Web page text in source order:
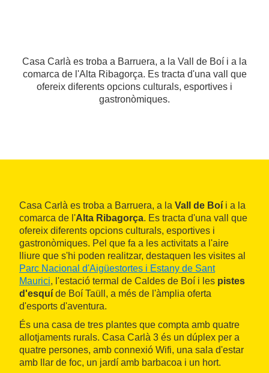
Casa Carlà es troba a Barruera, a la Vall de Boí i a la
comarca de l'Alta Ribagorça. Es tracta d'una vall que
ofereix diferents opcions culturals, esportives i
gastronòmiques.
Casa Carlà es troba a Barruera, a la Vall de Boí i a la
comarca de l'Alta Ribagorça. Es tracta d'una vall que
ofereix diferents opcions culturals, esportives i
gastronòmiques. Pel que fa a les activitats a l'aire
lliure que s'hi poden realitzar, destaquen les visites al
Parc Nacional d'Aigüestortes i Estany de Sant
Maurici, l'estació termal de Caldes de Boí i les pistes
d'esquí de Boí Taüll, a més de l'àmplia oferta
d'esports d'aventura.
És una casa de tres plantes que compta amb quatre
allotjaments rurals. Casa Carlà 3 és un dúplex per a
quatre persones, amb connexió Wifi, una sala d'estar
amb llar de foc, un jardí amb barbacoa i un hort.